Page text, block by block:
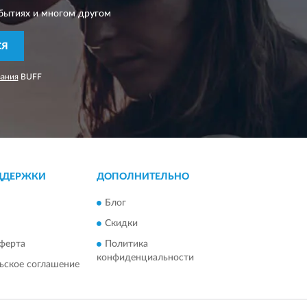
и многом другом
BUFF
соглашение
ДОПОЛНИТЕЛЬНО
Блог
Скидки
Политика
конфиденциальности